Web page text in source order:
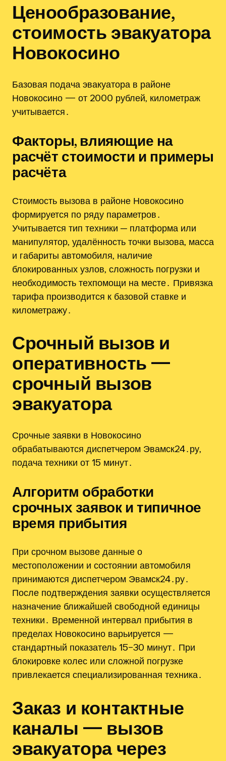
Ценообразование,
стоимость эвакуатора
Новокосино
Базовая подача эвакуатора в районе
Новокосино — от 2000 рублей‚ километраж
учитывается․
Факторы‚ влияющие на
расчёт стоимости и примеры
расчёта
Стоимость вызова в районе Новокосино
формируется по ряду параметров․
Учитывается тип техники ─ платформа или
манипулятор‚ удалённость точки вызова‚ масса
и габариты автомобиля‚ наличие
блокированных узлов‚ сложность погрузки и
необходимость техпомощи на месте․ Привязка
тарифа производится к базовой ставке и
километражу․
Срочный вызов и
оперативность —
срочный вызов
эвакуатора
Срочные заявки в Новокосино
обрабатываются диспетчером Эвамск24․ру‚
подача техники от 15 минут․
Алгоритм обработки
срочных заявок и типичное
время прибытия
При срочном вызове данные о
местоположении и состоянии автомобиля
принимаются диспетчером Эвамск24․ру․
После подтверждения заявки осуществляется
назначение ближайшей свободной единицы
техники․ Временной интервал прибытия в
пределах Новокосино варьируется —
стандартный показатель 15–30 минут․ При
блокировке колес или сложной погрузке
привлекается специализированная техника․
Заказ и контактные
каналы — вызов
эвакуатора через